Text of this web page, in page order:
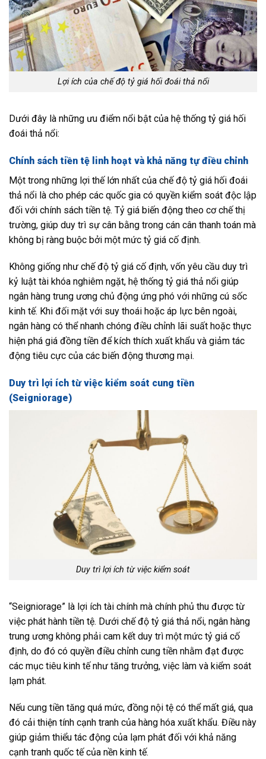
Lợi ích của chế độ tỷ giá hối đoái thả nổi
Dưới đây là những ưu điểm nổi bật của hệ thống tỷ giá hối
đoái thả nổi:
Chính sách tiền tệ linh hoạt và khả năng tự điều chỉnh
Một trong những lợi thế lớn nhất của chế độ tỷ giá hối đoái
thả nổi là cho phép các quốc gia có quyền kiểm soát độc lập
đối với chính sách tiền tệ. Tỷ giá biến động theo cơ chế thị
trường, giúp duy trì sự cân bằng trong cán cân thanh toán mà
không bị ràng buộc bởi một mức tỷ giá cố định.
Không giống như chế độ tỷ giá cố định, vốn yêu cầu duy trì
kỷ luật tài khóa nghiêm ngặt, hệ thống tỷ giá thả nổi giúp
ngân hàng trung ương chủ động ứng phó với những cú sốc
kinh tế. Khi đối mặt với suy thoái hoặc áp lực bên ngoài,
ngân hàng có thể nhanh chóng điều chỉnh lãi suất hoặc thực
hiện phá giá đồng tiền để kích thích xuất khẩu và giảm tác
động tiêu cực của các biến động thương mại.
Duy trì lợi ích từ việc kiểm soát cung tiền
(Seigniorage)
Duy trì lợi ích từ việc kiểm soát
“Seigniorage” là lợi ích tài chính mà chính phủ thu được từ
việc phát hành tiền tệ. Dưới chế độ tỷ giá thả nổi, ngân hàng
trung ương không phải cam kết duy trì một mức tỷ giá cố
định, do đó có quyền điều chỉnh cung tiền nhằm đạt được
các mục tiêu kinh tế như tăng trưởng, việc làm và kiểm soát
lạm phát.
Nếu cung tiền tăng quá mức, đồng nội tệ có thể mất giá, qua
đó cải thiện tính cạnh tranh của hàng hóa xuất khẩu. Điều này
giúp giảm thiểu tác động của lạm phát đối với khả năng
cạnh tranh quốc tế của nền kinh tế.